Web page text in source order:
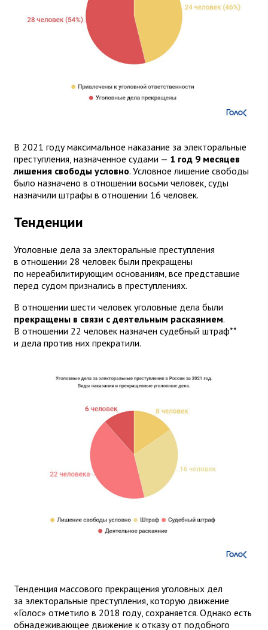
В 2021 году максимальное наказание за электоральные
преступления, назначенное судами — 1 год 9 месяцев
лишения свободы условно. Условное лишение свободы
было назначено в отношении восьми человек, суды
назначили штрафы в отношении 16 человек.
Тенденции
Уголовные дела за электоральные преступления
в отношении 28 человек были прекращены
по нереабилитирующим основаниям, все представшие
перед судом признались в преступлениях.
В отношении шести человек уголовные дела были
прекращены в связи с деятельным раскаянием.
В отношении 22 человек назначен судебный штраф**
и дела против них прекратили.
Тенденция массового прекращения уголовных дел
за электоральные преступления, которую движение
«Голос» отметило в 2018 году, сохраняется. Однако есть
обнадеживающее движение к отказу от подобного